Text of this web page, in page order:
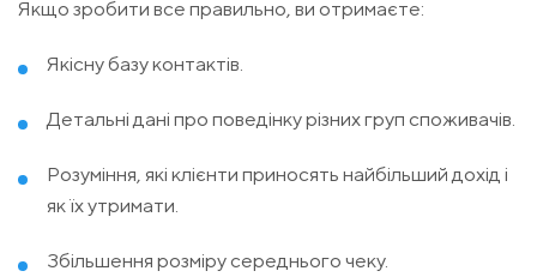
Якщо зробити все правильно, ви отримаєте:
Якісну базу контактів.
Детальні дані про поведінку різних груп споживачів.
Розуміння, які клієнти приносять найбільший дохід і
як їх утримати.
Збільшення розміру середнього чеку.